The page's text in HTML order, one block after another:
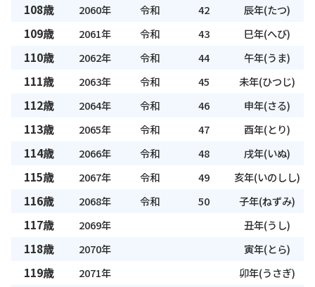
108歳 2060年 令和 42 辰年(たつ)
109歳 2061年 令和 43 巳年(へび)
110歳 2062年 令和 44 午年(うま)
111歳 2063年 令和 45 未年(ひつじ)
112歳 2064年 令和 46 申年(さる)
113歳 2065年 令和 47 酉年(とり)
114歳 2066年 令和 48 戌年(いぬ)
115歳 2067年 令和 49 亥年(いのしし)
116歳 2068年 令和 50 子年(ねずみ)
117歳 2069年 丑年(うし)
118歳 2070年 寅年(とら)
119歳 2071年 卯年(うさぎ)